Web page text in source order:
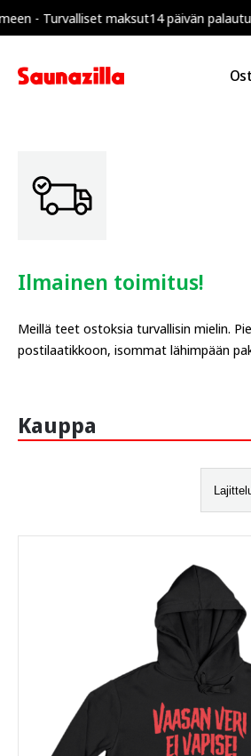
maksut14 päivän palautusoikeus -
Ilmainen toimitus!
Meillä teet ostoksia turvallisin mielin.
postilaatikkoon, isommat lähimpään
Kauppa